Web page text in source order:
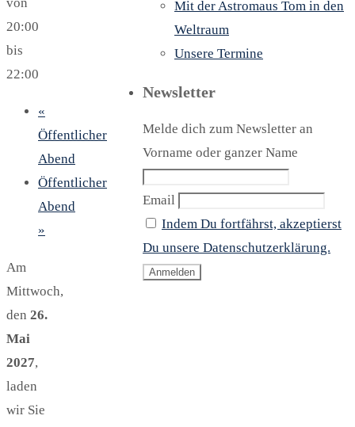
20:00
bis
22:00
«
Öffentlicher
Abend
Öffentlicher
Abend
»
Am
Mittwoch,
den 26.
Mai
2027,
laden
wir Sie
Mit der Astromaus Tom in den
Weltraum
Unsere Termine
Newsletter
Melde dich zum Newsletter an
Vorname oder ganzer Name
Email
Indem Du fortfährst, akzeptierst
Du unsere Datenschutzerklärung.